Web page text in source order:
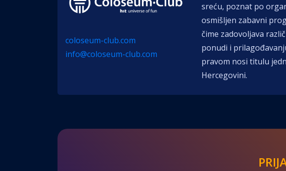
coloseum-club.com
info@coloseum-club.com
sreću, poznat po
osmišljen zabavni
čime zadovoljava
ponudi i
pravom nosi titulu
Hercegovini.